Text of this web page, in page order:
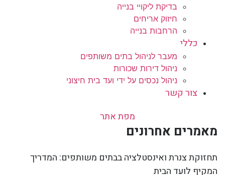
בדיקת ליקויי בנייה
חיזוק אריחים
הרחבות בנייה
כללי
מעבר לניהול בתים משותפים
ניהול דירות שכורות
ניהול נכסים על ידי ועד בית חיצוני
צור קשר
מפת אתר
מאמרים אחרונים
תחזוקת צנרת ואינסטלציה בבתים משותפים: המדריך
המקיף לועד הבית